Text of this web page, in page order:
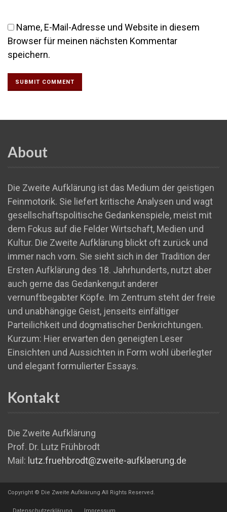
Name, E-Mail-Adresse und Website in diesem
Browser für meinen nächsten Kommentar
speichern.
About
Die Zweite Aufklärung ist das Medium der geistigen
Feinmotorik. Sie liefert kritische Analysen und wagt
gesellschaftspolitische Gedankenspiele, meist mit
dem Fokus auf die Felder Wirtschaft, Medien und
Kultur. Die Zweite Aufklärung blickt oft zurück und
immer nach vorn. Sie sieht sich in der Tradition der
Ersten Aufklärung des 18. Jahrhunderts, nutzt aber
auch gerne das Gedankengut anderer
vernunftbegabter Köpfe. Im Zentrum steht der freie
und unabhängige Geist, jenseits einfältiger
Parteilichkeit und dogmatischer Denkrichtungen.
Kurzum: Hier erwarten den geneigten Leser
Einsichten und Aussichten in Form wohl überlegter
und elegant formulierter Essays.
Kontakt
Die Zweite Aufklärung
Prof. Dr. Lutz Frühbrodt
Mail: lutz.fruehbrodt@zweite-aufklaerung.de
Copyright © Die Zweite Aufklärung All Rights Reserved.
Datenschutzerklärung Impressum